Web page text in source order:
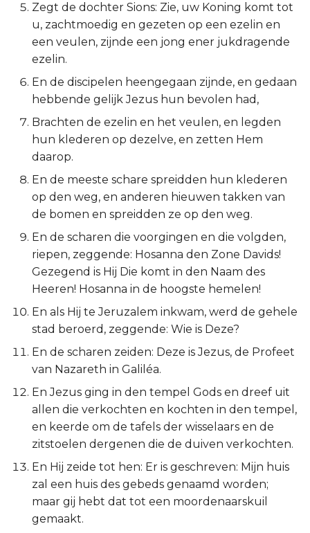
1 Koningen
2 Koningen
1 Kronieken
2 Kronieken
Nehémia
Esther
Spreuken
Prediker
Hooglied
Jesaja
Jeremía
Klaagliederen
Zegt de dochter Sions: Zie, uw Koning komt tot
u, zachtmoedig en gezeten op een ezelin en
een veulen, zijnde een jong ener jukdragende
ezelin.
En de discipelen heengegaan zijnde, en gedaan
hebbende gelijk Jezus hun bevolen had,
Brachten de ezelin en het veulen, en legden
hun klederen op dezelve, en zetten Hem
daarop.
En de meeste schare spreidden hun klederen
op den weg, en anderen hieuwen takken van
de bomen en spreidden ze op den weg.
En de scharen die voorgingen en die volgden,
riepen, zeggende: Hosanna den Zone Davids!
Gezegend is Hij Die komt in den Naam des
Heeren! Hosanna in de hoogste hemelen!
En als Hij te Jeruzalem inkwam, werd de gehele
stad beroerd, zeggende: Wie is Deze?
En de scharen zeiden: Deze is Jezus, de Profeet
van Nazareth in Galiléa.
En Jezus ging in den tempel Gods en dreef uit
allen die verkochten en kochten in den tempel,
en keerde om de tafels der wisselaars en de
zitstoelen dergenen die de duiven verkochten.
En Hij zeide tot hen: Er is geschreven: Mijn huis
zal een huis des gebeds genaamd worden;
maar gij hebt dat tot een moordenaarskuil
gemaakt.